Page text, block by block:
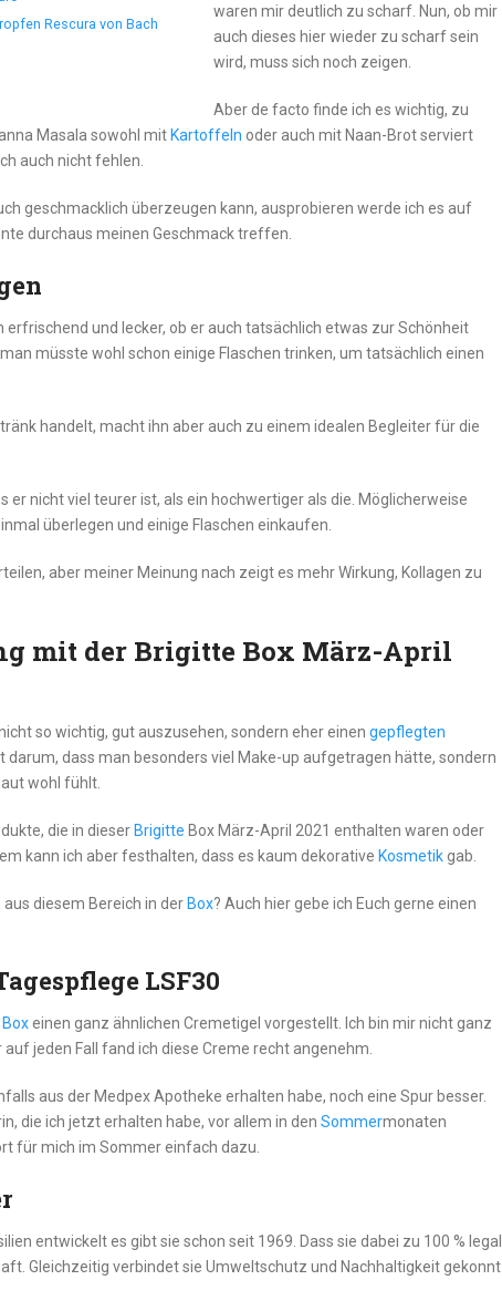
Rescura von Bach
waren mir deutlich zu scharf. Nun, ob mir
auch dieses hier wieder zu scharf sein
wird, muss sich noch zeigen.
Aber de facto finde ich es wichtig, zu
Masala sowohl mit Kartoffeln oder auch mit Naan-Brot serviert
auch nicht fehlen.
geschmacklich überzeugen kann, ausprobieren werde ich es auf
durchaus meinen Geschmack treffen.
erfrischend und lecker, ob er auch tatsächlich etwas zur Schönheit
müsste wohl schon einige Flaschen trinken, um tatsächlich einen
handelt, macht ihn aber auch zu einem idealen Begleiter für die
er nicht viel teurer ist, als ein hochwertiger als die. Möglicherweise
überlegen und einige Flaschen einkaufen.
aber meiner Meinung nach zeigt es mehr Wirkung, Kollagen zu
mit der Brigitte Box März-April
so wichtig, gut auszusehen, sondern eher einen gepflegten
darum, dass man besonders viel Make-up aufgetragen hätte, sondern
wohl fühlt.
die in dieser Brigitte Box März-April 2021 enthalten waren oder
kann ich aber festhalten, dass es kaum dekorative Kosmetik gab.
diesem Bereich in der Box? Auch hier gebe ich Euch gerne einen
LSF30
einen ganz ähnlichen Cremetigel vorgestellt. Ich bin mir nicht ganz
jeden Fall fand ich diese Creme recht angenehm.
aus der Medpex Apotheke erhalten habe, noch eine Spur besser.
die ich jetzt erhalten habe, vor allem in den Sommermonaten
für mich im Sommer einfach dazu.
entwickelt es gibt sie schon seit 1969. Dass sie dabei zu 100 % legal
Gleichzeitig verbindet sie Umweltschutz und Nachhaltigkeit gekonnt